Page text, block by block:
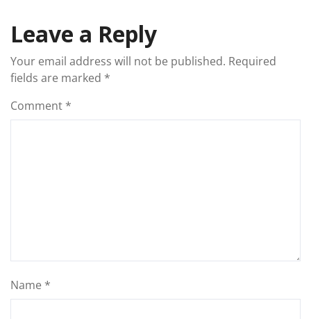
Leave a Reply
Your email address will not be published. Required
fields are marked *
Comment *
Name *